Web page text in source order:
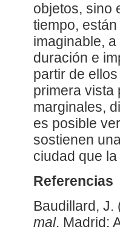
objetos, sino
tiempo,
imaginable,
duración e
partir de
primera vista
marginales,
es posible
sostienen
ciudad que
Referencias
Baudillard, J.
mal. Madrid: